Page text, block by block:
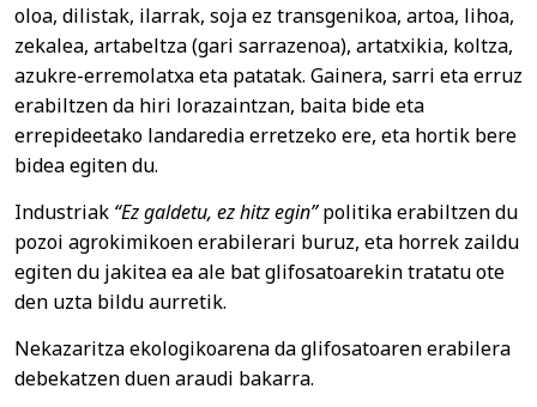
oloa, dilistak, ilarrak, soja ez transgenikoa, artoa, lihoa,
zekalea, artabeltza (gari sarrazenoa), artatxikia, koltza,
azukre-erremolatxa eta patatak. Gainera, sarri eta erruz
erabiltzen da hiri lorazaintzan, baita bide eta
errepideetako landaredia erretzeko ere, eta hortik bere
bidea egiten du.
Industriak “Ez galdetu, ez hitz egin”politika erabiltzen du
pozoi agrokimikoen erabilerari buruz, eta horrek zaildu
egiten du jakitea ea ale bat glifosatoarekin tratatu ote
den uzta bildu aurretik.
Nekazaritza ekologikoarena da glifosatoaren erabilera
debekatzen duen araudi bakarra.